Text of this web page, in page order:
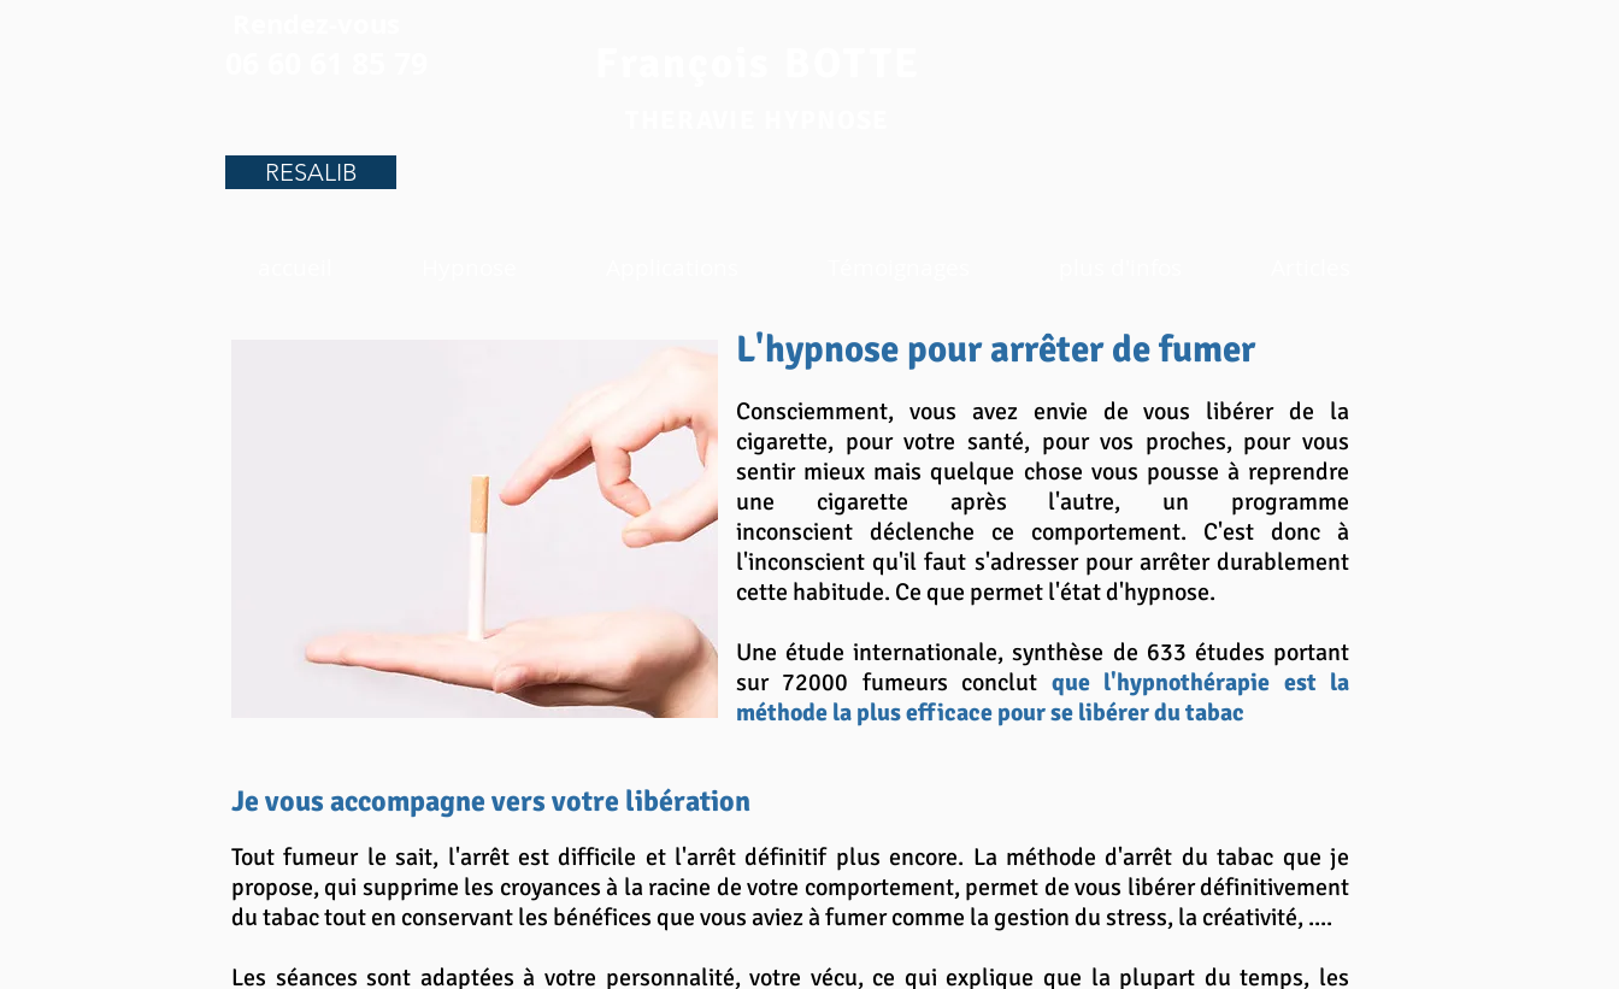
RESALIB
L'hypnose pour arrêter de fumer
Consciemment, vous avez envie de vous libérer de la
cigarette, pour votre santé, pour vos proches, pour vous
sentir mieux mais quelque chose vous pousse à reprendre
une cigarette après l'autre, un programme
inconscient déclenche ce comportement. C'est donc à
l'inconscient qu'il faut s'adresser pour arrêter durablement
cette habitude. Ce que permet l'état d'hypnose.
Une étude internationale, synthèse de 633 études portant
sur 72000 fumeurs conclut que l'hypnothérapie est la
méthode la plus efficace pour se libérer du tabac
Je vous accompagne vers votre libération
Tout fumeur le sait, l'arrêt est difficile et l'arrêt définitif plus encore. La méthode d'arrêt du tabac que je
propose, qui supprime les croyances à la racine de votre comportement, permet de vous libérer définitivement
du tabac tout en conservant les bénéfices que vous aviez à fumer comme la gestion du stress, la créativité, ....
Les séances sont adaptées à votre personnalité, votre vécu, ce qui explique que la plupart du temps, les